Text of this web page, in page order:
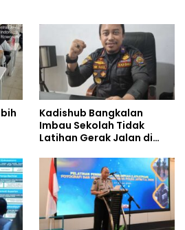
Kadishub Bangkalan
Imbau Sekolah Tidak
Latihan Gerak Jalan di